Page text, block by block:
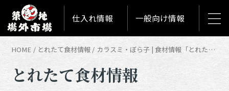
仕入れ情報 一般向け情報
HOME とれたて食材情報 カラスミ・ぼら子 | 食材情報「とれたて築地食材情報」
とれたて食材情報